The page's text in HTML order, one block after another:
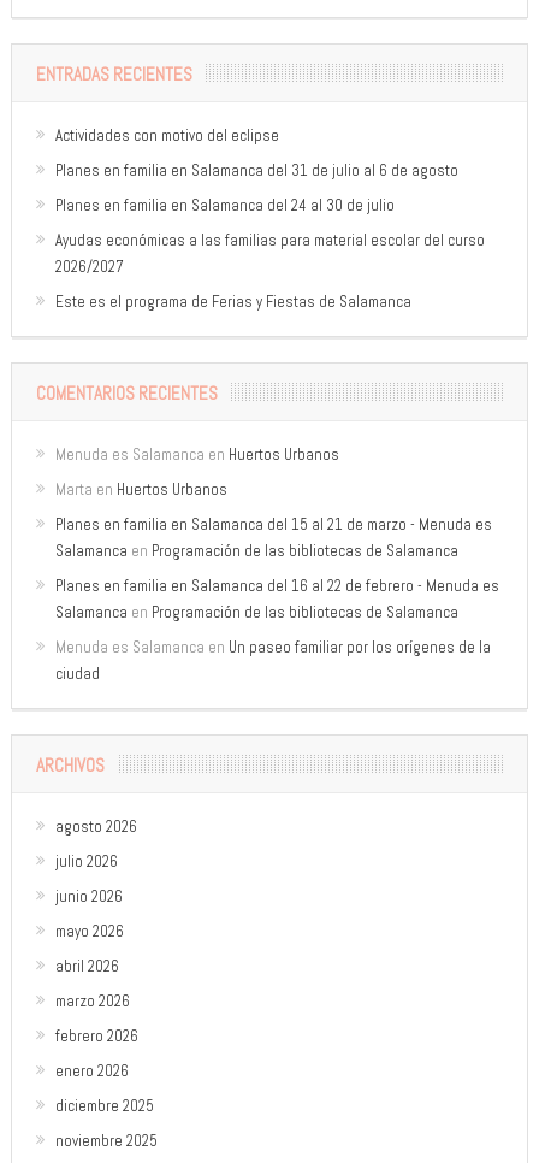
ENTRADAS RECIENTES
Actividades con motivo del eclipse
Planes en familia en Salamanca del 31 de julio al 6 de agosto
Planes en familia en Salamanca del 24 al 30 de julio
Ayudas económicas a las familias para material escolar del curso
2026/2027
Este es el programa de Ferias y Fiestas de Salamanca
COMENTARIOS RECIENTES
Menuda es Salamanca en Huertos Urbanos
Marta en Huertos Urbanos
Planes en familia en Salamanca del 15 al 21 de marzo - Menuda es
Salamanca en Programación de las bibliotecas de Salamanca
Planes en familia en Salamanca del 16 al 22 de febrero - Menuda es
Salamanca en Programación de las bibliotecas de Salamanca
Menuda es Salamanca en Un paseo familiar por los orígenes de la
ciudad
ARCHIVOS
agosto 2026
julio 2026
junio 2026
mayo 2026
abril 2026
marzo 2026
febrero 2026
enero 2026
diciembre 2025
noviembre 2025